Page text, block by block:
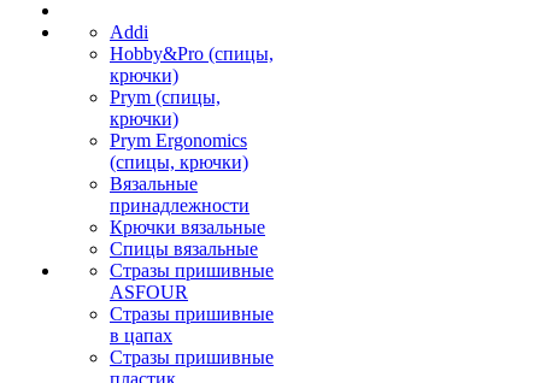
Addi
Hobby&Pro (спицы,
крючки)
Prym (спицы,
крючки)
Prym Ergonomics
(спицы, крючки)
Вязальные
принадлежности
Крючки вязальные
Спицы вязальные
Стразы пришивные
ASFOUR
Стразы пришивные
в цапах
Стразы пришивные
пластик